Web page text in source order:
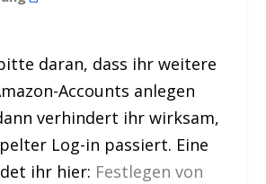
daran, dass ihr weitere
Accounts anlegen
verhindert ihr wirksam,
Log-in passiert. Eine
ihr hier: Festlegen von